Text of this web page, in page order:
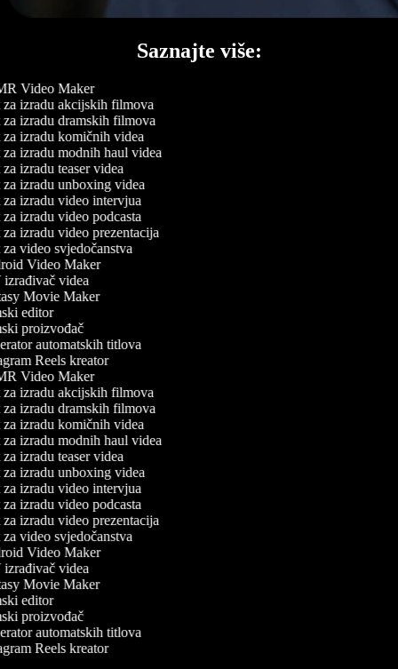
Saznajte više:
Video Maker
izradu akcijskih filmova
izradu dramskih filmova
izradu komičnih videa
izradu modnih haul videa
izradu teaser videa
izradu unboxing videa
izradu video intervjua
izradu video podcasta
izradu video prezentacija
video svjedočanstva
Video Maker
videa
Movie Maker
editor
proizvođač
automatskih titlova
Reels kreator
Video Maker
izradu akcijskih filmova
izradu dramskih filmova
izradu komičnih videa
izradu modnih haul videa
izradu teaser videa
izradu unboxing videa
izradu video intervjua
izradu video podcasta
izradu video prezentacija
video svjedočanstva
Video Maker
videa
Movie Maker
editor
proizvođač
automatskih titlova
Reels kreator